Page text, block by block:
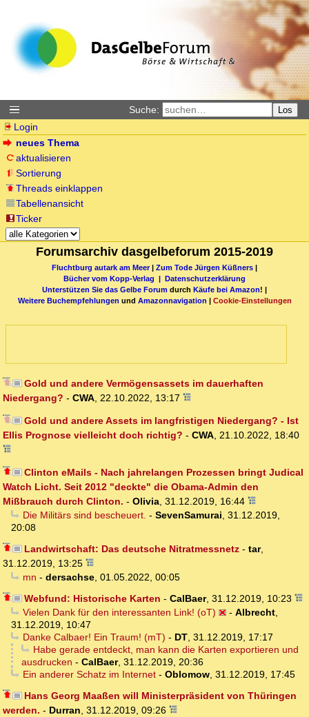
Suche: Los
Login
neues Thema
aktualisieren
Sortierung
Threads einklappen
Tabellenansicht
Ticker
Forumsarchiv dasgelbeforum 2015-2019
Fluchtburg autark am Meer| Zum Tode Jürgen Küßners
Bücher vom Kopp-Verlag |
Datenschutzerklärung
Unterstützen Sie das Gelbe Forum durch Käufe bei Amazon! |
Weitere Buchempfehlungen und Amazonnavigation Cookie-Einstellungen
Gold und andere Vermögensassets im dauerhaften
Niedergang? - CWA 22.10.2022, 13:17
Gold und andere Assets im langfristigen Niedergang? - Ist
Ellis Prognose vielleicht doch richtig? - CWA 21.10.2022, 18:40
Clinton eMails - Nach jahrelangen Prozessen bringt Judical
Watch Licht. Seit 2012 "deckte" die Obama-Admin den
Mißbrauch durch Clinton. - Olivia 31.12.2019, 16:44
Die Militärs sind bescheuert. - SevenSamurai 31.12.2019,
20:08
Landwirtschaft: Das deutsche Nitratmessnetz- tar,
31.12.2019, 13:25
mn - dersachse, 01.05.2022, 00:05
Webfund: Historische Karten - CalBaer, 31.12.2019, 10:23
Vielen Dank für den interessanten Link! (oT)
- Albrecht,
31.12.2019, 10:47
Danke Calbaer! Ein Traum! (mT) - DT, 31.12.2019, 17:17
Habe gerade entdeckt, man kann die Karten exportieren und
ausdrucken - CalBaer, 31.12.2019, 20:36
Ein anderer Schatz im Internet- Oblomow, 31.12.2019, 17:45
Hans Georg Maaßen will Ministerpräsident von Thüringen
werden. - Durran 31.12.2019, 09:26